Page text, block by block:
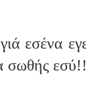
εσένα
σωθής